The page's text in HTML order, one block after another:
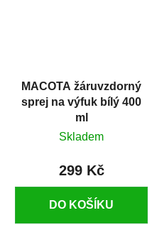
MACOTA žáruvzdorný
sprej na výfuk bílý 400
ml
Skladem
299 Kč
DO KOŠÍKU